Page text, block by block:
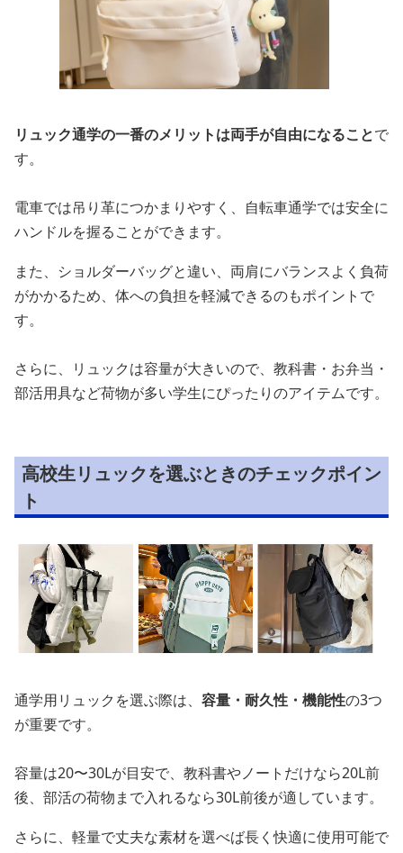
リュック通学の一番のメリットは両手が自由になることで
す。
電車では吊り革につかまりやすく、自転車通学では安全に
ハンドルを握ることができます。
また、ショルダーバッグと違い、両肩にバランスよく負荷
がかかるため、体への負担を軽減できるのもポイントで
す。
さらに、リュックは容量が大きいので、教科書・お弁当・
部活用具など荷物が多い学生にぴったりのアイテムです。
高校生リュックを選ぶときのチェックポイン
ト
通学用リュックを選ぶ際は、 容量・耐久性・機能性の3つ
が重要です。
容量は20〜30Lが目安で、教科書やノートだけなら20L前
後、部活の荷物まで入れるなら30L前後が適しています。
さらに、軽量で丈夫な素材を選べば長く快適に使用可能で